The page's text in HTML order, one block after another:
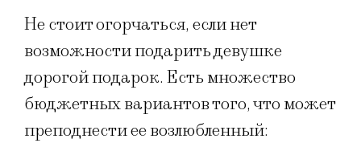
Не стоит огорчаться, если нет
возможности подарить девушке
дорогой подарок. Есть множество
бюджетных вариантов того, что может
преподнести ее возлюбленный: